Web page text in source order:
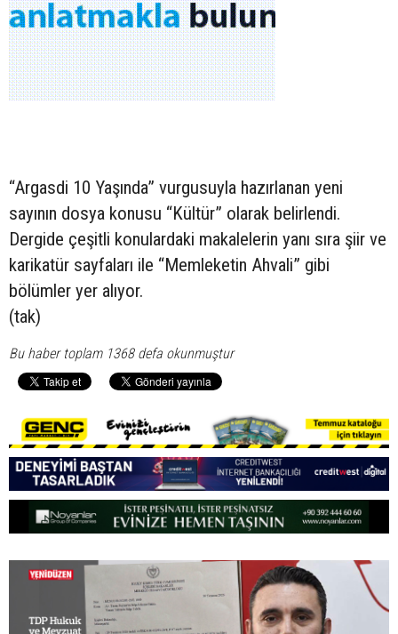
“Argasdi 10 Yaşında” vurgusuyla hazırlanan yeni
sayının dosya konusu “Kültür” olarak belirlendi.
Dergide çeşitli konulardaki makalelerin yanı sıra şiir ve
karikatür sayfaları ile “Memleketin Ahvali” gibi
bölümler yer alıyor.
(tak)
Bu haber toplam 1368 defa okunmuştur